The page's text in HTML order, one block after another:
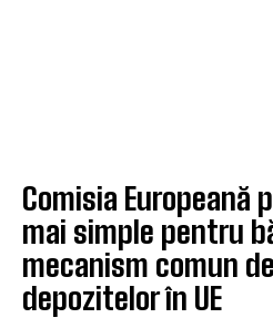
Comisia Europeană
mai simple pentru
mecanism comun
depozitelor în UE